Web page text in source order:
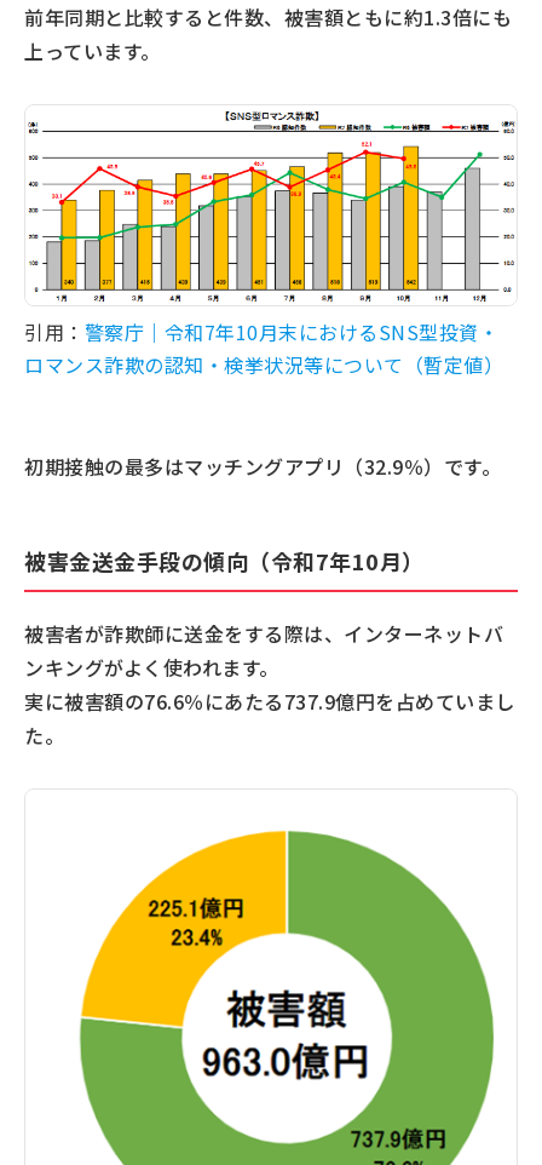
前年同期と比較すると件数、被害額ともに約1.3倍にも
上っています。
引用： 警察庁｜令和7年10月末におけるSNS型投資・
ロマンス詐欺の認知・検挙状況等について（暫定値）
初期接触の最多はマッチングアプリ（32.9％）です。
被害金送金手段の傾向（令和7年10月）
被害者が詐欺師に送金をする際は、インターネットバ
ンキングがよく使われます。
実に被害額の76.6％にあたる737.9億円を占めていまし
た。